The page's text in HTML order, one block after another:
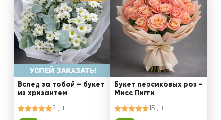
Вслед за тобой – букет
из хризантем
2
Букет персиковых роз -
Мисс Пигги
15